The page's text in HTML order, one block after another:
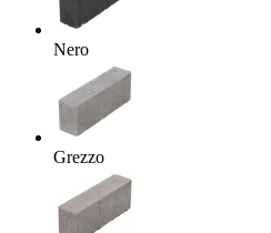
Nero
Grezzo